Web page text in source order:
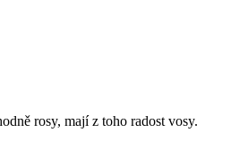
rosy, mají z toho radost vosy.